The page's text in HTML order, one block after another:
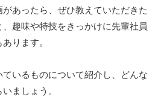
あったら、ぜひ教えていただきた
趣味や特技をきっかけに先輩社員
ります。
いるものについて紹介し、どんな
ましょう。